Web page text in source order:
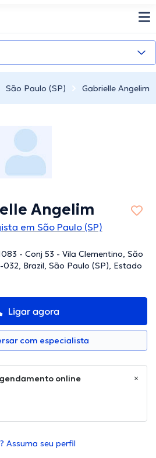
São Paulo (SP) Gabrielle Angelim
Angelim
em São Paulo (SP)
- Conj 53 - Vila Clementino, São
Brazil, São Paulo (SP), Estado
Ligar agora
com especialista
online
Assuma seu perfil